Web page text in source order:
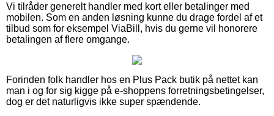
Vi tilråder generelt handler med kort eller betalinger med
mobilen. Som en anden løsning kunne du drage fordel af et
tilbud som for eksempel ViaBill, hvis du gerne vil honorere
betalingen af flere omgange.
Forinden folk handler hos en Plus Pack butik på nettet kan
man i og for sig kigge på e-shoppens forretningsbetingelser,
dog er det naturligvis ikke super spændende.